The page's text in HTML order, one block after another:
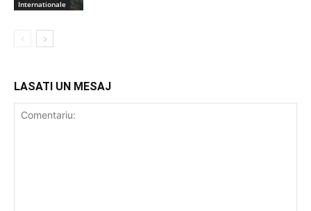
Internationale
LASATI UN MESAJ